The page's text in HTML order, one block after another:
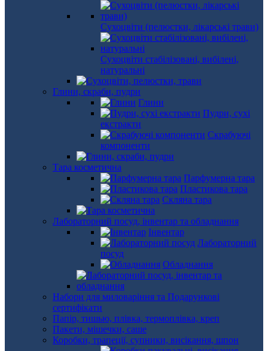
Сухоцвіти (пелюстки, лікарські трави)
Сухоцвіти стабілізовані, вибілені,
натуральні
Глини, скраби, пудри
Глини
Пудри, сухі
екстракти
Скрабуючі
компоненти
Тара косметична
Парфумерна тара
Пластикова тара
Скляна тара
Лабораторний посуд, інвентар та обладнання
Інвентар
Лабораторний
посуд
Обладнання
Набори для миловаріння та Подарункові
сертифікати
Папір, тишью, плівка, термоплівка, креп
Пакети, мішечки, саше
Коробки, трапеції, супники, висікання, шпон